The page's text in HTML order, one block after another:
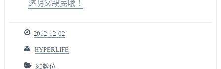
透明又親民哦！
2012-12-02
HYPERLIFE
3C數位